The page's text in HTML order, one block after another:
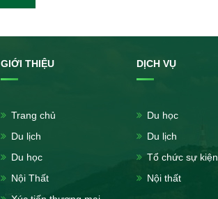
GIỚI THIỆU
Trang chủ
Du lịch
Du học
Nội Thất
DỊCH VỤ
Du học
Du lịch
Tổ chức sự kiện
Nội thất